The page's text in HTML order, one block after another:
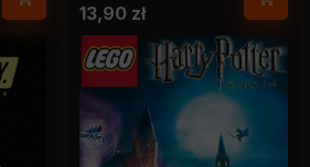
13,90 zł